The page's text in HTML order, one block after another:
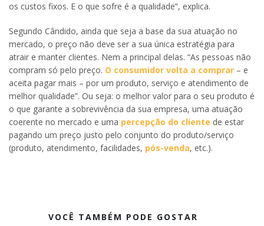
os custos fixos. E o que sofre é a qualidade”, explica.
Segundo Cândido, ainda que seja a base da sua atuação no
mercado, o preço não deve ser a sua única estratégia para
atrair e manter clientes. Nem a principal delas. “As pessoas não
compram só pelo preço. O consumidor volta a comprar – e
aceita pagar mais – por um produto, serviço e atendimento de
melhor qualidade”. Ou seja: o melhor valor para o seu produto é
o que garante a sobrevivência da sua empresa, uma atuação
coerente no mercado e uma percepção do cliente de estar
pagando um preço justo pelo conjunto do produto/serviço
(produto, atendimento, facilidades, pós-venda, etc.).
VOCÊ TAMBÉM PODE GOSTAR